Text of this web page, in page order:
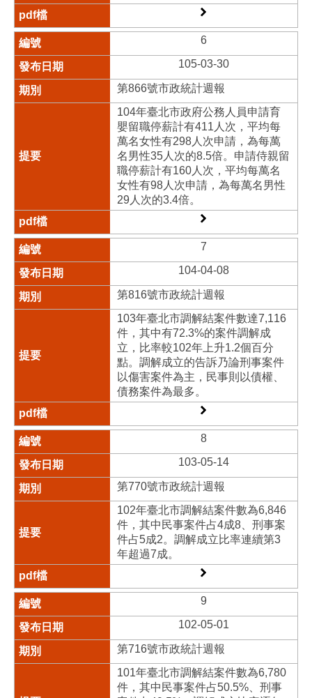
6
105-03-30
第866號市政統計週報
104年臺北市政府公務人員申請育
嬰留職停薪計有411人次，平均每
萬名女性有298人次申請，為每萬
名男性35人次的8.5倍。申請侍親留
職停薪計有160人次，平均每萬名
女性有98人次申請，為每萬名男性
29人次的3.4倍。
7
104-04-08
第816號市政統計週報
103年臺北市調解結案件數達7,116
件，其中有72.3%的案件調解成
立，比率較102年上升1.2個百分
點。調解成立的告訴乃論刑事案件
以傷害案件為主，民事則以債權、
債務案件為最多。
8
103-05-14
第770號市政統計週報
102年臺北市調解結案件數為6,846
件，其中民事案件占4成8、刑事案
件占5成2。調解成立比率連續第3
年超過7成。
9
102-05-01
第716號市政統計週報
101年臺北市調解結案件數為6,780
件，其中民事案件占50.5%、刑事